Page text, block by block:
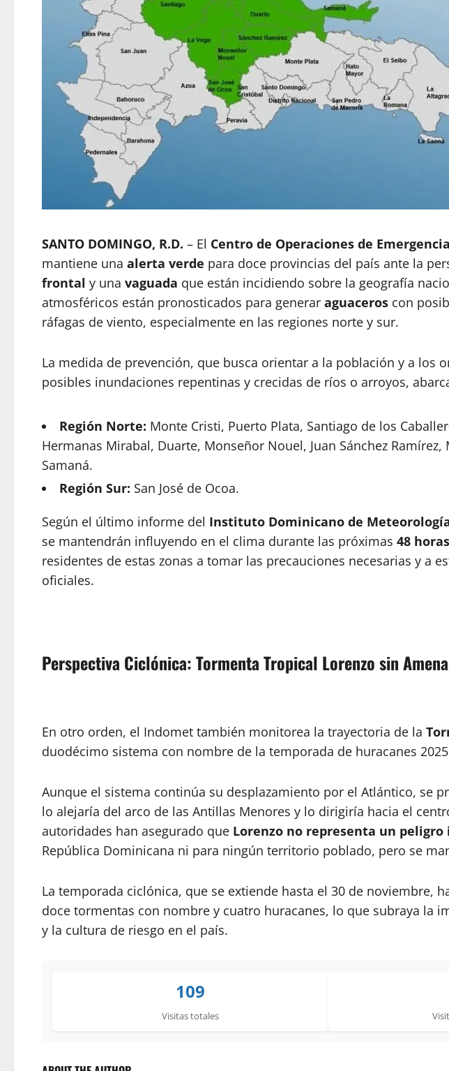
SANTO DOMINGO, R.D. – El Centro de Operaciones de Emergencia
mantiene una alerta verde para doce provincias del país ante la
frontal y una vaguada que están incidiendo sobre la geografía
atmosféricos están pronosticados para generar aguaceros con
ráfagas de viento, especialmente en las regiones norte y sur.
La medida de prevención, que busca orientar a la población y a los
posibles inundaciones repentinas y crecidas de ríos o arroyos,
Región Norte: Monte Cristi, Puerto Plata, Santiago de los
Hermanas Mirabal, Duarte, Monseñor Nouel, Juan Sánchez Ramírez,
Samaná.
Región Sur: San José de Ocoa.
Según el último informe del Instituto Dominicano de
se mantendrán influyendo en el clima durante las próximas 48 horas
residentes de estas zonas a tomar las precauciones necesarias y a
oficiales.
Perspectiva Ciclónica: Tormenta Tropical Lorenzo sin
En otro orden, el Indomet también monitorea la trayectoria de la
duodécimo sistema con nombre de la temporada de huracanes
Aunque el sistema continúa su desplazamiento por el Atlántico, se
lo alejaría del arco de las Antillas Menores y lo dirigiría hacia el
autoridades han asegurado que Lorenzo no representa un
República Dominicana ni para ningún territorio poblado, pero se
La temporada ciclónica, que se extiende hasta el 30 de noviembre,
doce tormentas con nombre y cuatro huracanes, lo que subraya la
y la cultura de riesgo en el país.
109
Visitas totales